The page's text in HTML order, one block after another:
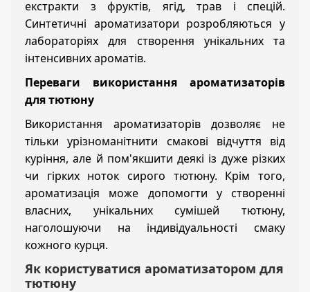
екстракти з фруктів, ягід, трав і спецій.
Синтетичні ароматизатори розробляються у
лабораторіях для створення унікальних та
інтенсивних ароматів.
Переваги використання ароматизаторів
для тютюну
Використання ароматизаторів дозволяє не
тільки урізноманітнити смакові відчуття від
куріння, але й пом'якшити деякі із дуже різких
чи гірких ноток сирого тютюну. Крім того,
ароматизація може допомогти у створенні
власних, унікальних сумішей тютюну,
наголошуючи на індивідуальності смаку
кожного курця.
Як користуватися ароматизатором для
тютюну